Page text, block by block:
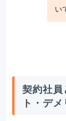
い
契約社
ト・デ